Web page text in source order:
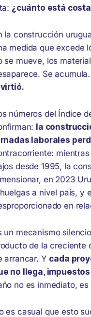
¿cuánto está
la construcción
medida que excede
se mueve, los
Se
números del Índice
la
laborales
desde 1995, la
en 2023
a nivel país, y
en
un mecanismo
de la creciente
arrancar. Y cada
no llega,
no es inmediato,
es casual que esto